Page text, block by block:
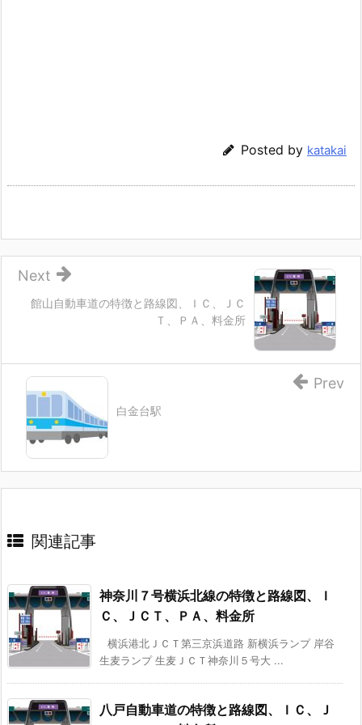
Posted by katakai
館山自動車道の特徴と路線図、ＩＣ、ＪＣ
Ｔ、ＰＡ、料金所
Next
白金台駅
Prev
関連記事
神奈川７号横浜北線の特徴と路線図、Ｉ
Ｃ、ＪＣＴ、ＰＡ、料金所
横浜港北ＪＣＴ第三京浜道路 新横浜ランプ 岸谷
生麦ランプ 生麦ＪＣＴ神奈川５号大 ...
八戸自動車道の特徴と路線図、ＩＣ、Ｊ